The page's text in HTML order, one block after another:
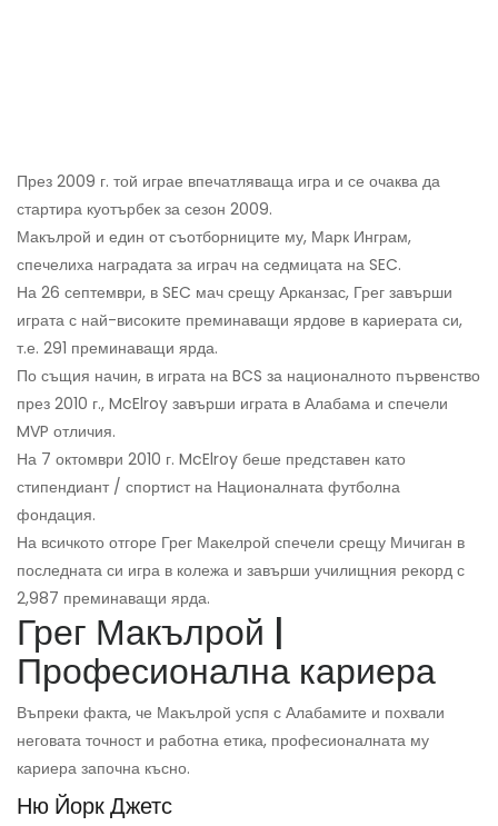
През 2009 г. той играе впечатляваща игра и се очаква да
стартира куотърбек за сезон 2009.
Макълрой и един от съотборниците му, Марк Инграм,
спечелиха наградата за играч на седмицата на SEC.
На 26 септември, в SEC мач срещу Арканзас, Грег завърши
играта с най-високите преминаващи ярдове в кариерата си,
т.е. 291 преминаващи ярда.
По същия начин, в играта на BCS за националното първенство
през 2010 г., McElroy завърши играта в Алабама и спечели
MVP отличия.
На 7 октомври 2010 г. McElroy беше представен като
стипендиант / спортист на Националната футболна
фондация.
На всичкото отгоре Грег Макелрой спечели срещу Мичиган в
последната си игра в колежа и завърши училищния рекорд с
2,987 преминаващи ярда.
Грег Макълрой |
Професионална кариера
Въпреки факта, че Макълрой успя с Алабамите и похвали
неговата точност и работна етика, професионалната му
кариера започна късно.
Ню Йорк Джетс